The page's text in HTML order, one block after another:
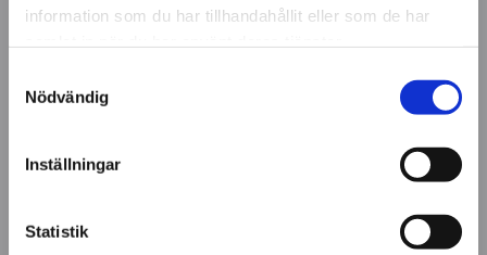
information som du har tillhandahållit eller som de har
Nödvändig
Inställningar
Statistik